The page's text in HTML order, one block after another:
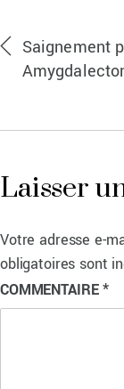
Saignement
Laisser
Votre adresse e-
obligatoires sont
COMMENTAIRE*